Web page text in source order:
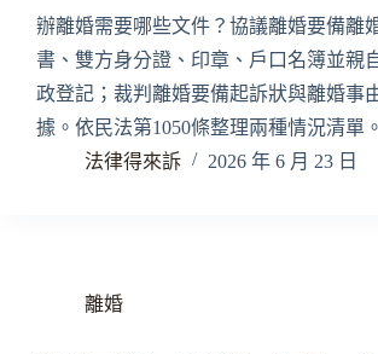
辦離婚需要哪些文件？協議離婚要備離
書、雙方身分證、印章、戶口名簿並親
政登記；裁判離婚要備起訴狀與離婚事
據。依民法第1050條整理兩種情況清單。
法律得來訴
2026 年 6 月 23 日
離婚